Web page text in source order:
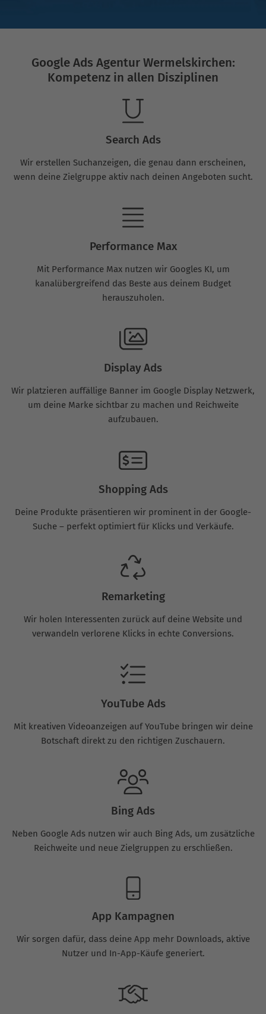
Google Ads Agentur Wermelskirchen:
Kompetenz in allen Disziplinen
Search Ads
Wir erstellen Suchanzeigen, die genau dann erscheinen,
wenn deine Zielgruppe aktiv nach deinen Angeboten sucht.
Performance Max
Mit Performance Max nutzen wir Googles KI, um
kanalübergreifend das Beste aus deinem Budget
herauszuholen.
Display Ads
Wir platzieren auffällige Banner im Google Display Netzwerk,
um deine Marke sichtbar zu machen und Reichweite
aufzubauen.
Shopping Ads
Deine Produkte präsentieren wir prominent in der Google-
Suche – perfekt optimiert für Klicks und Verkäufe.
Remarketing
Wir holen Interessenten zurück auf deine Website und
verwandeln verlorene Klicks in echte Conversions.
YouTube Ads
Mit kreativen Videoanzeigen auf YouTube bringen wir deine
Botschaft direkt zu den richtigen Zuschauern.
Bing Ads
Neben Google Ads nutzen wir auch Bing Ads, um zusätzliche
Reichweite und neue Zielgruppen zu erschließen.
App Kampagnen
Wir sorgen dafür, dass deine App mehr Downloads, aktive
Nutzer und In-App-Käufe generiert.